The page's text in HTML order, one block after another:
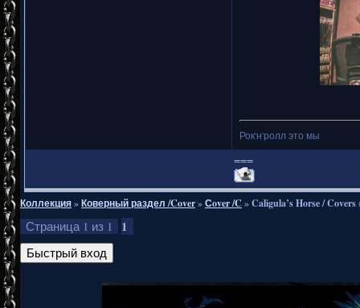
Рок'н'ролл это мы
===
Коллекция»Коверный раздел /Cover»Сover /C »Caligula’s Horse / Covers
Страница 1 из 1 1